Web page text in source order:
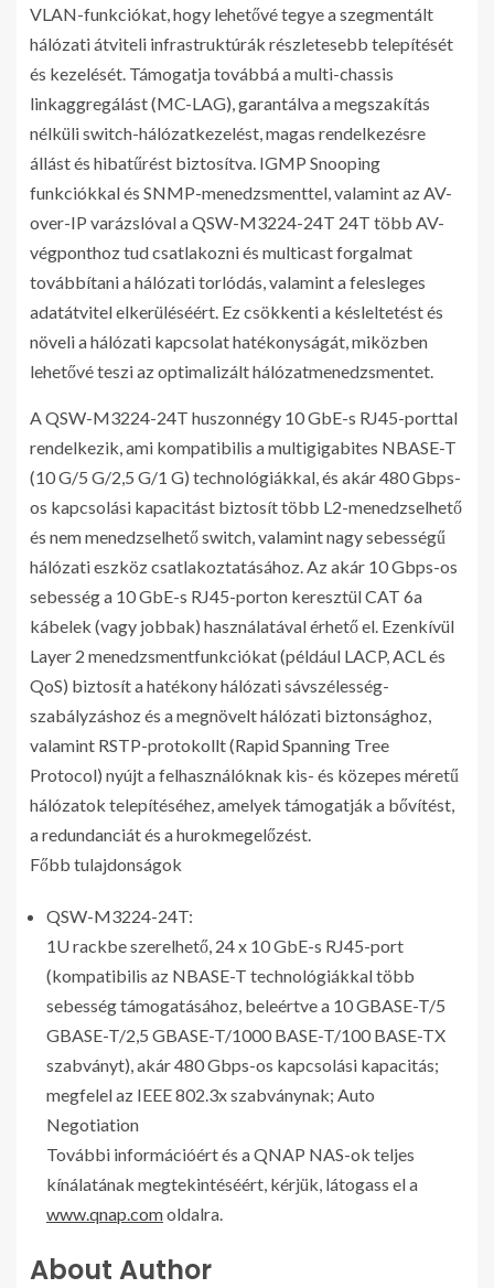
VLAN-funkciókat, hogy lehetővé tegye a szegmentált
hálózati átviteli infrastruktúrák részletesebb telepítését
és kezelését. Támogatja továbbá a multi-chassis
linkaggregálást (MC-LAG), garantálva a megszakítás
nélküli switch-hálózatkezelést, magas rendelkezésre
állást és hibatűrést biztosítva. IGMP Snooping
funkciókkal és SNMP-menedzsmenttel, valamint az AV-
over-IP varázslóval a QSW-M3224-24T 24T több AV-
végponthoz tud csatlakozni és multicast forgalmat
továbbítani a hálózati torlódás, valamint a felesleges
adatátvitel elkerüléséért. Ez csökkenti a késleltetést és
növeli a hálózati kapcsolat hatékonyságát, miközben
lehetővé teszi az optimalizált hálózatmenedzsmentet.
A QSW-M3224-24T huszonnégy 10 GbE-s RJ45-porttal
rendelkezik, ami kompatibilis a multigigabites NBASE-T
(10 G/5 G/2,5 G/1 G) technológiákkal, és akár 480 Gbps-
os kapcsolási kapacitást biztosít több L2-menedzselhető
és nem menedzselhető switch, valamint nagy sebességű
hálózati eszköz csatlakoztatásához. Az akár 10 Gbps-os
sebesség a 10 GbE-s RJ45-porton keresztül CAT 6a
kábelek (vagy jobbak) használatával érhető el. Ezenkívül
Layer 2 menedzsmentfunkciókat (például LACP, ACL és
QoS) biztosít a hatékony hálózati sávszélesség-
szabályzáshoz és a megnövelt hálózati biztonsághoz,
valamint RSTP-protokollt (Rapid Spanning Tree
Protocol) nyújt a felhasználóknak kis- és közepes méretű
hálózatok telepítéséhez, amelyek támogatják a bővítést,
a redundanciát és a hurokmegelőzést.
Főbb tulajdonságok
QSW-M3224-24T:
1U rackbe szerelhető, 24 x 10 GbE-s RJ45-port
(kompatibilis az NBASE-T technológiákkal több
sebesség támogatásához, beleértve a 10 GBASE-T/5
GBASE-T/2,5 GBASE-T/1000 BASE-T/100 BASE-TX
szabványt), akár 480 Gbps-os kapcsolási kapacitás;
megfelel az IEEE 802.3x szabványnak; Auto
Negotiation
További információért és a QNAP NAS-ok teljes
kínálatának megtekintéséért, kérjük, látogass el a
www.qnap.comoldalra.
About Author